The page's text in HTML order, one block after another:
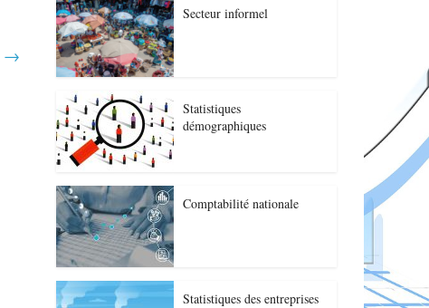
→
Secteur informel
Statistiques
démographiques
Comptabilité nationale
Statistiques des entreprises